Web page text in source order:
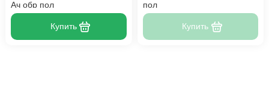
Ач обр пол
Купить
пол
Купить